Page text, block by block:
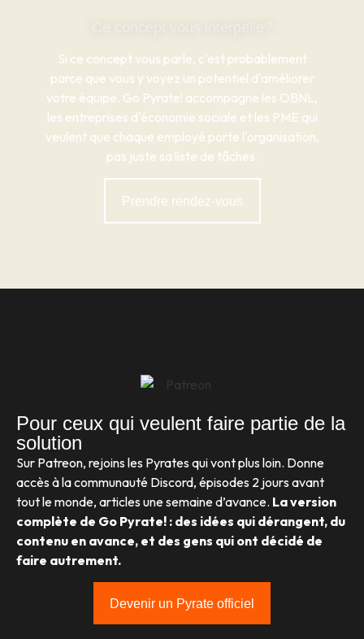
Ce concept vous interpelle?
Si ce concept vous parle, c'est probablement
parce que vous y voyez un potentiel d'améliorer
votre équipe. Go Pyrate! accompagne les OBNL,
les entreprises d'économie sociale et les PME qui
veulent que chaque employé porte l'organisation,
pas juste sa liste de tâches.
Prendre rendez-vous
Pour ceux qui veulent faire partie de la
solution
Sur Patreon, rejoins les Pyrates qui vont plus loin. Donne
accès à la communauté Discord, épisodes 2 jours avant
tout le monde, articles une semaine d’avance. La version
complète de Go Pyrate! : des idées qui dérangent, du
contenu en avance, et des gens qui ont décidé de
faire autrement.
Devenir un Pyrate officiel